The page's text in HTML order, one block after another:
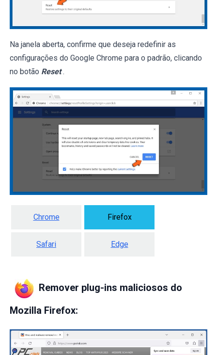
Na janela aberta, confirme que deseja redefinir as
configurações do Google Chrome para o padrão, clicando
no botão Reset .
Chrome Firefox
Safari Edge
Remover plug-ins maliciosos do
Mozilla Firefox: